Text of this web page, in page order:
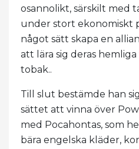
osannolikt, särskilt med
under stort ekonomiskt
något sätt skapa en
att lära sig deras
tobak..
Till slut bestämde han
sättet att vinna över
med Pocahontas, som
bära engelska kläder,